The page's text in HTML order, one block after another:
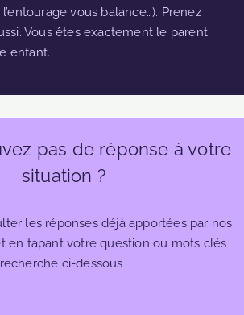
vous balance…). Prenez
Vous êtes exactement le parent
enfant.
pas de réponse à votre
situation ?
les réponses déjà apportées par nos
en tapant votre question ou mots clés
ci-dessous